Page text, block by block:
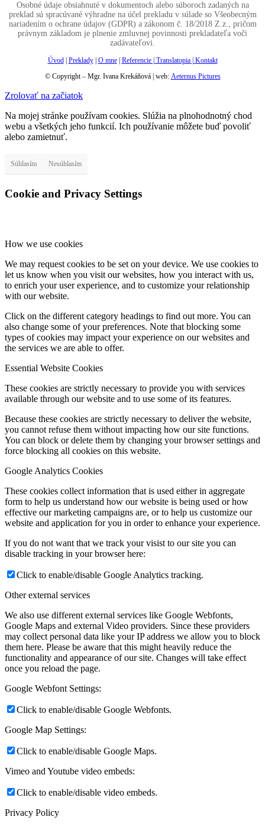
Osobné údaje obsiahnuté v dokumentoch alebo súboroch zadaných na
preklad sú spracúvané výhradne na účel prekladu v súlade so Všeobecným
nariadením o ochrane údajov (GDPR) a zákonom č. 18/2018 Z.z., pričom
právnym základom je plnenie zmluvnej povinnosti prekladateľa voči
zadávateľovi.
Úvod| Preklady| O mne| Referencie | Translatopia| Kontakt
© Copyright – Mgr. Ivana Krekáňová | web: Aeternus Pictures
Zrolovať na začiatok
Na mojej stránke používam cookies. Slúžia na plnohodnotný chod
webu a všetkých jeho funkcií. Ich používanie môžete buď povoliť
alebo zamietnuť.
Súhlasím Nesúhlasím
Cookie and Privacy Settings
How we use cookies
We may request cookies to be set on your device. We use cookies to
let us know when you visit our websites, how you interact with us,
to enrich your user experience, and to customize your relationship
with our website.
Click on the different category headings to find out more. You can
also change some of your preferences. Note that blocking some
types of cookies may impact your experience on our websites and
the services we are able to offer.
Essential Website Cookies
These cookies are strictly necessary to provide you with services
available through our website and to use some of its features.
Because these cookies are strictly necessary to deliver the website,
you cannot refuse them without impacting how our site functions.
You can block or delete them by changing your browser settings and
force blocking all cookies on this website.
Google Analytics Cookies
These cookies collect information that is used either in aggregate
form to help us understand how our website is being used or how
effective our marketing campaigns are, or to help us customize our
website and application for you in order to enhance your experience.
If you do not want that we track your visist to our site you can
disable tracking in your browser here:
Click to enable/disable Google Analytics tracking.
Other external services
We also use different external services like Google Webfonts,
Google Maps and external Video providers. Since these providers
may collect personal data like your IP address we allow you to block
them here. Please be aware that this might heavily reduce the
functionality and appearance of our site. Changes will take effect
once you reload the page.
Google Webfont Settings:
Click to enable/disable Google Webfonts.
Google Map Settings:
Click to enable/disable Google Maps.
Vimeo and Youtube video embeds:
Click to enable/disable video embeds.
Privacy Policy